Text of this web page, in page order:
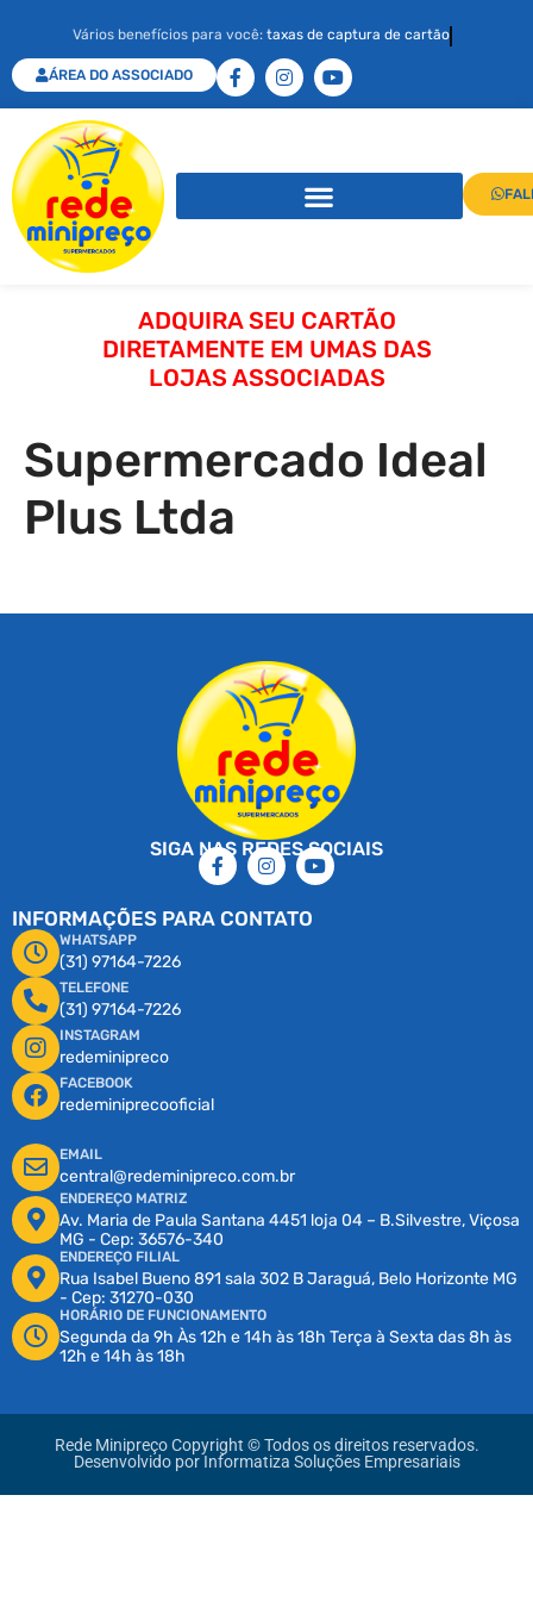
Vários benefícios para você: taxas de captura de cartão
ÁREA DO ASSOCIADO
ADQUIRA SEU CARTÃO
DIRETAMENTE EM UMAS DAS
LOJAS ASSOCIADAS
Supermercado Ideal
Plus Ltda
SIGA NAS REDES SOCIAIS
INFORMAÇÕES PARA CONTATO
WHATSAPP
(31) 97164-7226
TELEFONE
(31) 97164-7226
INSTAGRAM
redeminipreco
FACEBOOK
redeminiprecooficial
EMAIL
central@redeminipreco.com.br
ENDEREÇO MATRIZ
Av. Maria de Paula Santana 4451 loja 04 – B.Silvestre, Viçosa
MG - Cep: 36576-340
ENDEREÇO FILIAL
Rua Isabel Bueno 891 sala 302 B Jaraguá, Belo Horizonte MG
- Cep: 31270-030
HORÁRIO DE FUNCIONAMENTO
Segunda da 9h Às 12h e 14h às 18h Terça à Sexta das 8h às
12h e 14h às 18h
Rede Minipreço Copyright © Todos os direitos reservados.
Desenvolvido por Informatiza Soluções Empresariais